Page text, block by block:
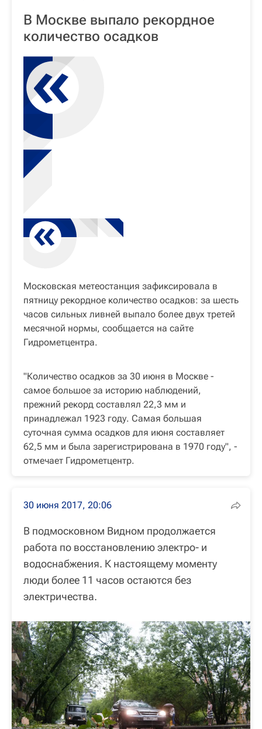
В Москве выпало рекордное
количество осадков
Московская метеостанция зафиксировала в
пятницу рекордное количество осадков: за шесть
часов сильных ливней выпало более двух третей
месячной нормы, сообщается на сайте
Гидрометцентра.
"Количество осадков за 30 июня в Москве -
самое большое за историю наблюдений,
прежний рекорд составлял 22,3 мм и
принадлежал 1923 году. Самая большая
суточная сумма осадков для июня составляет
62,5 мм и была зарегистрирована в 1970 году", -
отмечает Гидрометцентр.
30 июня 2017, 20:06
В подмосковном Видном продолжается
работа по восстановлению электро- и
водоснабжения. К настоящему моменту
люди более 11 часов остаются без
электричества.